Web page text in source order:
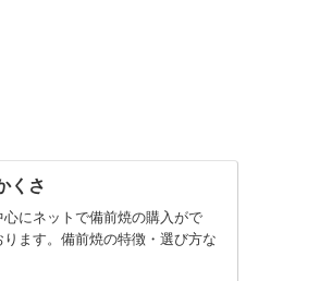
くさ
にネットで備前焼の購入がで
ます。備前焼の特徴・選び方な